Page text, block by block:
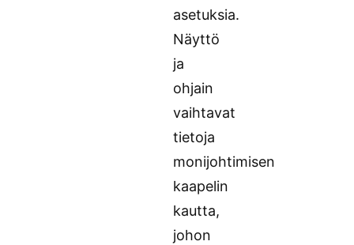
asetuksia.
Näyttö
ja
ohjain
vaihtavat
tietoja
monijohtimisen
kaapelin
kautta,
johon